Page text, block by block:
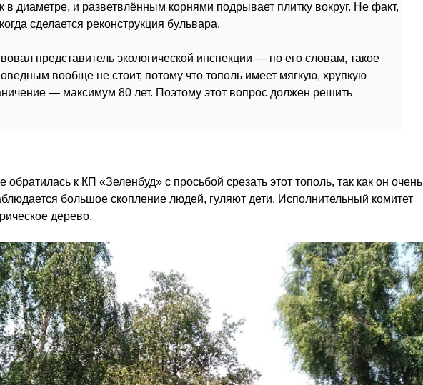
в диаметре, и разветвлённым корнями подрывает плитку вокруг. Не факт,
сделается реконструкция бульвара.
представитель экологической инспекции — по его словам, такое
вообще не стоит, потому что тополь имеет мягкую, хрупкую
— максимум 80 лет. Поэтому этот вопрос должен решить
обратилась к КП «Зеленбуд» с просьбой срезать этот тополь, так как он очень
большое скопление людей, гуляют дети. Исполнительный комитет
дерево.